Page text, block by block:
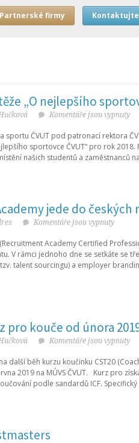
Partnerské firmy
„O nejlepšího
Komentáře jsou vypnuty
sportu ČVUT pod patronací rektora
sportovce ČVUT“ pro rok
našich studentů a zaměstnanců
jede do českých
Komentáře jsou vypnuty
Academy Certified
V rámci jednoho dne se setkáte se
talent sourcingu) a employer
pro kouče od února
Komentáře jsou vypnuty
další běh kurzu koučinku CST20
2019 na MÚVS ČVUT. Kurz pro
podle sandardů ICF.